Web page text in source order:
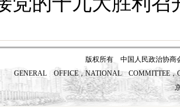
版权所有 中国人民政治协商
GENERAL OFFICE，NATIONAL COMMITTEE，